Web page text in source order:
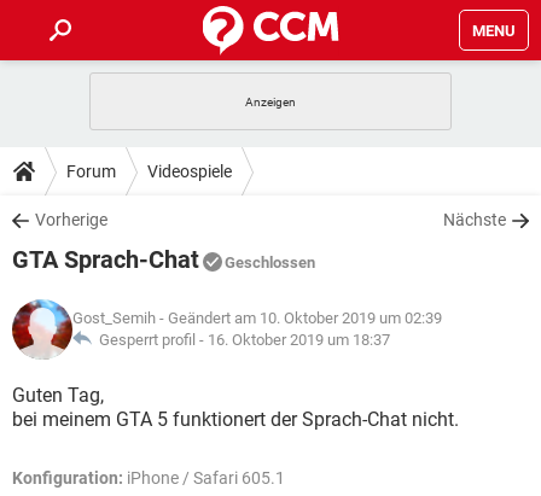
MENU
ANDROID
WINDOWS 10
WHATSAPP TIKTOK
FACEBOOK
TIPPS & TRICKS
SPIELE
WHATSAPP TIKTOK
FACEBOOK
DOWNLOADS
SPIELE STREAMING
ANDROID
WINDOWS 10 INSTAGRAM
WHATSAPP
FACEBOOK HARDWARE
SPIELE STREAMING
ANDROID
WINDOWS 10
FACEBOOK
LEXIKON
SPIELE
ANDROID IOS
Forum Videospiele
Vorherige Nächste
GTA Sprach-Chat Geschlossen
Gost_Semih - Geändert am 10. Oktober 2019 um 02:39
Gesperrt profil - 16. Oktober 2019 um 18:37
Guten Tag,
bei meinem GTA 5 funktionert der Sprach-Chat nicht.
Konfiguration: iPhone / Safari 605.1